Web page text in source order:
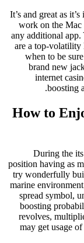
It’s and great as
work on the
any additional app.
are a top-volatility
when to be
brand new
internet
boosting
How to
During the
position having as
try wonderfully
marine
spread symbol,
boosting
revolves,
may get usage